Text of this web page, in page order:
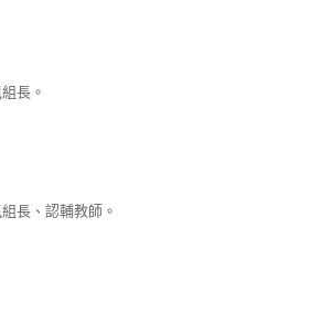
長。
長、認輔教師。